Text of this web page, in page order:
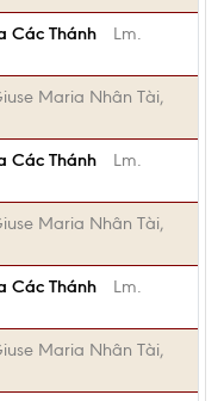
Các Thánh
Lm.
Maria Nhân Tài,
Các Thánh
Lm.
Maria Nhân Tài,
Các Thánh
Lm.
Maria Nhân Tài,